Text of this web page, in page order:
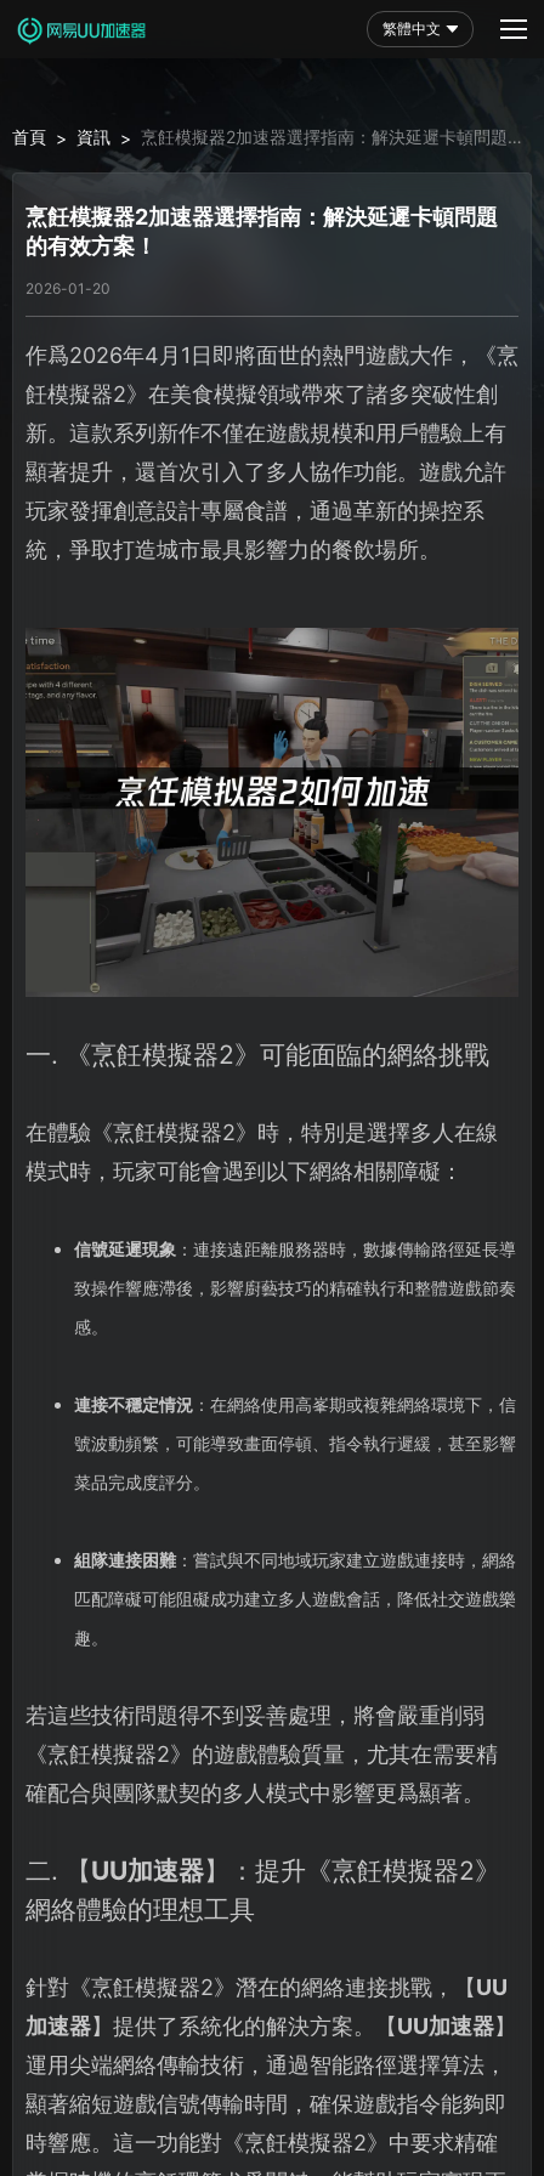
繁體中文
首頁 > 資訊 > 烹飪模擬器2加速器選擇指南：解決延遲卡頓問題的
有效方案！
烹飪模擬器2加速器選擇指南：解決延遲卡頓問題
的有效方案！
2026-01-20
作爲2026年4月1日即將面世的熱門遊戲大作，《烹
飪模擬器2》在美食模擬領域帶來了諸多突破性創
新。這款系列新作不僅在遊戲規模和用戶體驗上有
顯著提升，還首次引入了多人協作功能。遊戲允許
玩家發揮創意設計專屬食譜，通過革新的操控系
統，爭取打造城市最具影響力的餐飲場所。
一. 《烹飪模擬器2》可能面臨的網絡挑戰
在體驗《烹飪模擬器2》時，特別是選擇多人在線
模式時，玩家可能會遇到以下網絡相關障礙：
信號延遲現象：連接遠距離服務器時，數據傳輸路徑延長導
致操作響應滯後，影響廚藝技巧的精確執行和整體遊戲節奏
感。
連接不穩定情況：在網絡使用高峯期或複雜網絡環境下，信
號波動頻繁，可能導致畫面停頓、指令執行遲緩，甚至影響
菜品完成度評分。
組隊連接困難：嘗試與不同地域玩家建立遊戲連接時，網絡
匹配障礙可能阻礙成功建立多人遊戲會話，降低社交遊戲樂
趣。
若這些技術問題得不到妥善處理，將會嚴重削弱
《烹飪模擬器2》的遊戲體驗質量，尤其在需要精
確配合與團隊默契的多人模式中影響更爲顯著。
二. 【UU加速器】：提升《烹飪模擬器2》
網絡體驗的理想工具
針對《烹飪模擬器2》潛在的網絡連接挑戰，【UU
加速器】提供了系統化的解決方案。【UU加速器】
運用尖端網絡傳輸技術，通過智能路徑選擇算法，
顯著縮短遊戲信號傳輸時間，確保遊戲指令能夠即
時響應。這一功能對《烹飪模擬器2》中要求精確